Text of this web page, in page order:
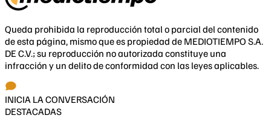
Queda prohibida la reproducción total o parcial del contenido
de esta página, mismo que es propiedad de MEDIOTIEMPO S.A.
DE C.V.; su reproducción no autorizada constituye una
infracción y un delito de conformidad con las leyes aplicables.
INICIA LA CONVERSACIÓN
DESTACADAS